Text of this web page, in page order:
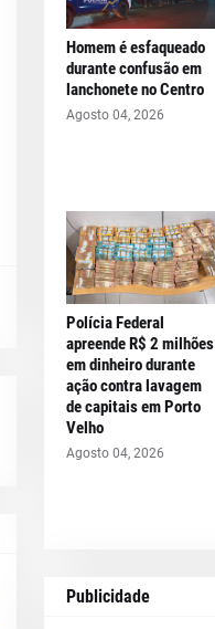
Homem é esfaqueado
durante confusão em
lanchonete no Centro
Agosto 04, 2026
Polícia Federal
apreende R$ 2 milhões
em dinheiro durante
ação contra lavagem
de capitais em Porto
Velho
Agosto 04, 2026
Publicidade